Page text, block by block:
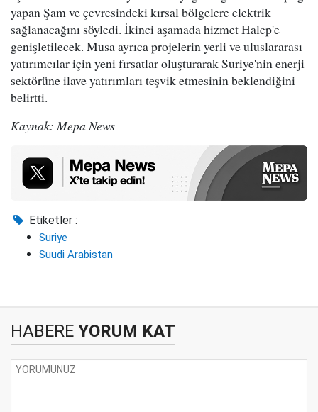
yapan Şam ve çevresindeki kırsal bölgelere elektrik
sağlanacağını söyledi. İkinci aşamada hizmet Halep'e
genişletilecek. Musa ayrıca projelerin yerli ve uluslararası
yatırımcılar için yeni fırsatlar oluşturarak Suriye'nin enerji
sektörüne ilave yatırımları teşvik etmesinin beklendiğini
belirtti.
Kaynak: Mepa News
Etiketler :
Suriye
Suudi Arabistan
HABERE YORUM KAT